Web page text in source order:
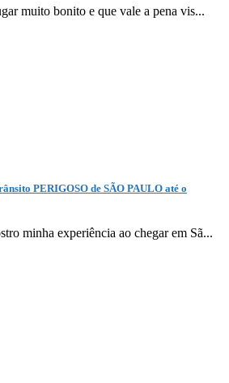
muito bonito e que vale a pena vis...
PERIGOSO de SÃO PAULO até o
minha experiência ao chegar em Sã...